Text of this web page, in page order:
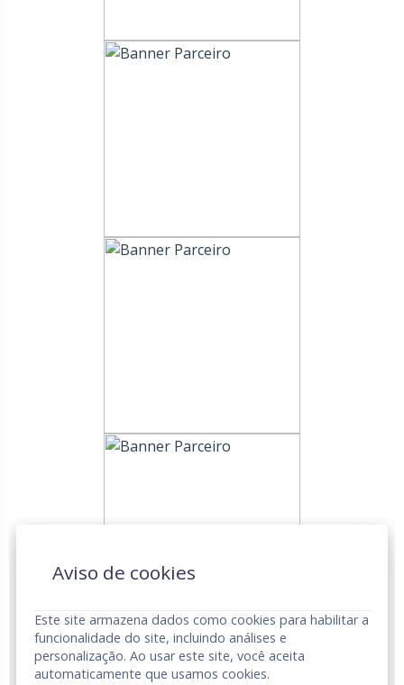
Aviso de cookies
Este site armazena dados como cookies para habilitar a
funcionalidade do site, incluindo análises e
personalização. Ao usar este site, você aceita
automaticamente que usamos cookies.